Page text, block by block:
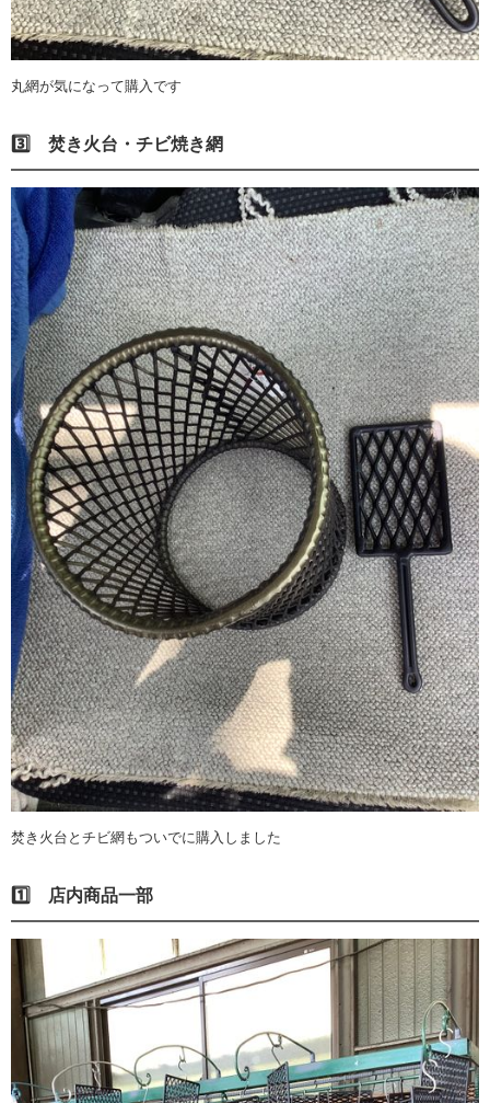
丸網が気になって購入です
3️⃣ 焚き火台・チビ焼き網
焚き火台とチビ網もついでに購入しました
1️⃣ 店内商品一部